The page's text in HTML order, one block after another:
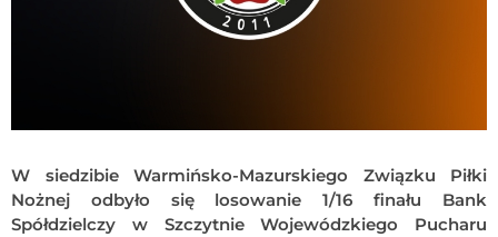
W siedzibie Warmińsko-Mazurskiego Związku Piłki
Nożnej odbyło się losowanie 1/16 finału Bank
Spółdzielczy w Szczytnie Wojewódzkiego Pucharu